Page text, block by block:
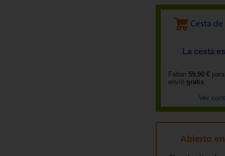
La cesta
Faltan 59,90 €
envío gratis
Ver
Abierto